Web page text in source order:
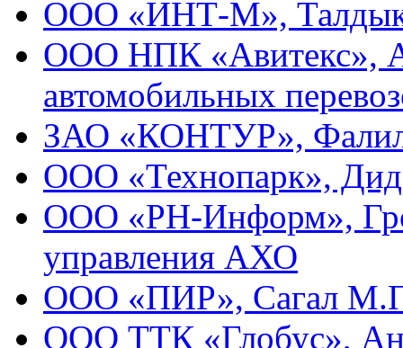
ООО «ИНТ-М»,
ООО НПК «Авитекс»,
автомобильных
ЗАО «КОНТУР»,
ООО «Технопарк»,
ООО «РН-Информ»,
управления АХО
ООО «ПИР», Сагал
ООО ТТК «Глобус»,